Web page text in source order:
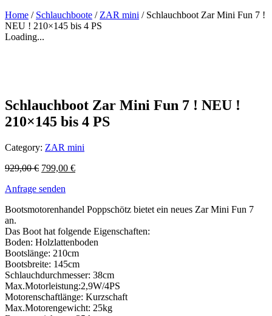
Home / Schlauchboote / ZAR mini / Schlauchboot Zar Mini Fun 7 !
NEU ! 210×145 bis 4 PS
Loading...
Schlauchboot Zar Mini Fun 7 ! NEU !
210×145 bis 4 PS
Category: ZAR mini
929,00€ 799,00 €
Anfrage senden
Bootsmotorenhandel Poppschötz bietet ein neues Zar Mini Fun 7
an.
Das Boot hat folgende Eigenschaften:
Boden: Holzlattenboden
Bootslänge: 210cm
Bootsbreite: 145cm
Schlauchdurchmesser: 38cm
Max.Motorleistung:2,9W/4PS
Motorenschaftlänge: Kurzschaft
Max.Motorengewicht: 25kg